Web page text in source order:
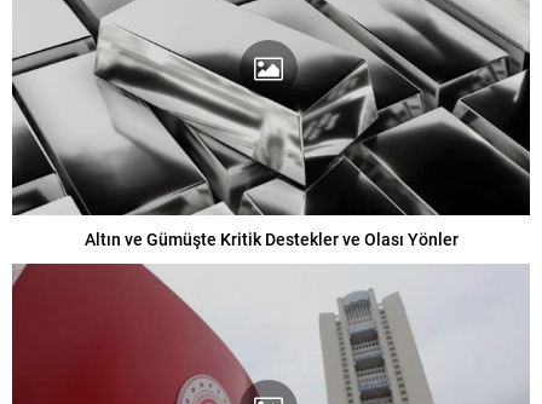
Altın ve Gümüşte Kritik Destekler ve Olası Yönler